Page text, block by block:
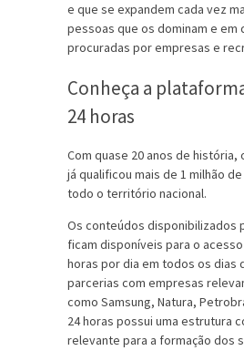
e que se expandem cada vez
pessoas que os dominam e em
procuradas por empresas e
Conheça a
24 horas
Com quase 20 anos de história,
já qualificou mais de 1 milhão
todo o território nacional.
Os conteúdos disponibilizados
ficam disponíveis para o
horas por dia em todos os dias
parcerias com empresas
como Samsung, Natura,
24 horas possui uma estrutura
relevante para a formação dos